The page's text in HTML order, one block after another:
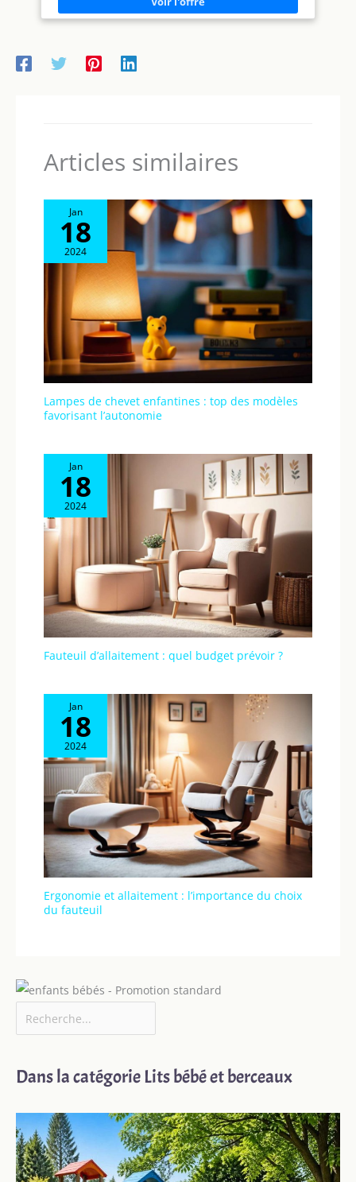
voyage devient un jeu d’enfant. Votre tout-petit pourra
même s’y glisser seul en toute autonomie PLIAGE FACILE ET
rangement et permet de le glisser dans le coffre pendant vos
déplacements. LE PARFAIT COMPAGNON DE VOYAGE : ce lit
Articles similaires
Jan
18
2024
Lampes de chevet enfantines : top des modèles
favorisant l’autonomie
Jan
18
2024
Fauteuil d’allaitement : quel budget prévoir ?
Jan
18
2024
Ergonomie et allaitement : l’importance du choix
du fauteuil
Dans la catégorie Lits bébé et berceaux